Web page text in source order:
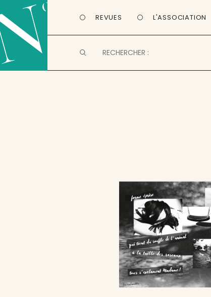
REVUES L'ASSOCIATION